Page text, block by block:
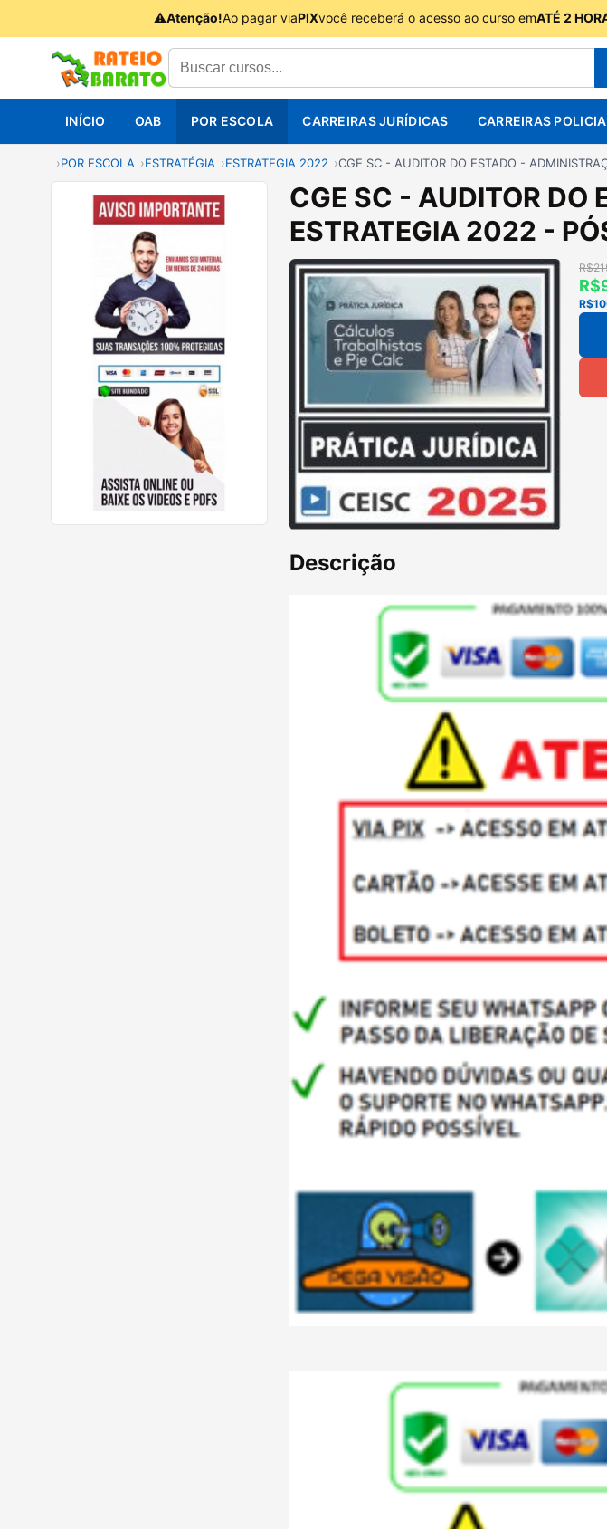
⚠Atenção!Ao pagar viaPIXvocê receberá o acesso ao curso emATÉ 2
INÍCIO OAB POR ESCOLA CARREIRAS JURÍDICAS CARREIRAS
POR ESCOLA ESTRATÉGIA ESTRATEGIA 2022 CGE SC - AUDITOR DO ESTADO -
CGE SC - AUDITOR DO
ESTRATEGIA 2022 -
Descrição